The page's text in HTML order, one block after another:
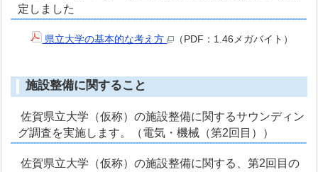
定しました
県立大学の基本的な考え方 （PDF：1.46メガバイト）
施設整備に関すること
佐賀県立大学（仮称）の施設整備に関するサウンディン
グ調査を実施します。（電気・機械（第2回目））
佐賀県立大学（仮称）の施設整備に関する、第2回目の